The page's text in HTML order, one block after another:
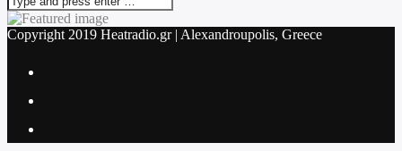
Copyright 2019 Heatradio.gr | Alexandroupolis, Greece